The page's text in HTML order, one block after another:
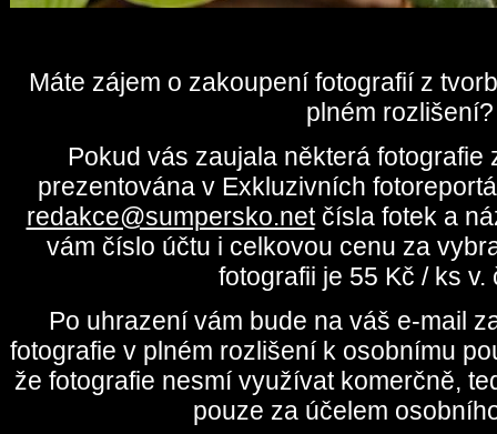
Máte zájem o zakoupení fotografií z
plném rozlišení?
Pokud vás zaujala některá fotografie
prezentována v Exkluzivních
redakce@sumpersko.netčísla fotek a
vám číslo účtu i celkovou cenu za
fotografii je 55 Kč / ks v.
Po uhrazení vám bude na váš e-mail
fotografie v plném rozlišení k osobnímu
že fotografie nesmí využívat komerčně,
pouze za účelem